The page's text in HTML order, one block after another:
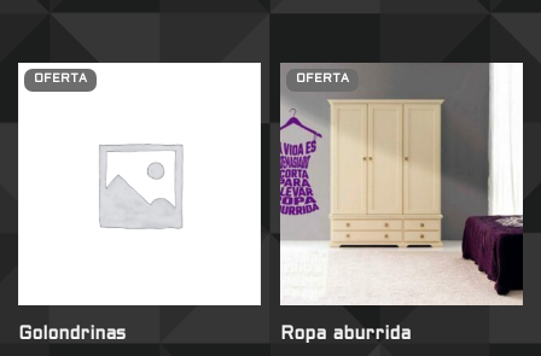
OFERTA
Golondrinas
OFERTA
Ropa aburrida